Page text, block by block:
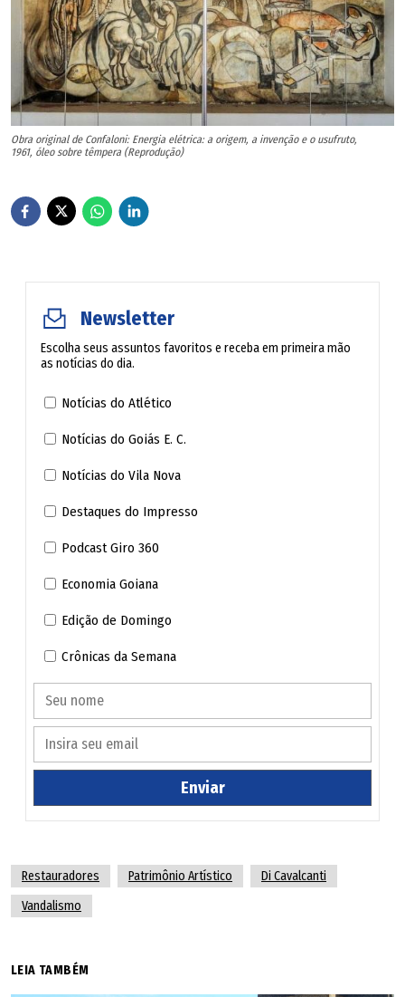
Obra original de Confaloni: Energia elétrica: a origem, a invenção e o usufruto,
1961, óleo sobre têmpera (Reprodução)
Newsletter
Escolha seus assuntos favoritos e receba em primeira mão
as notícias do dia.
Notícias do Atlético
Notícias do Goiás E. C.
Notícias do Vila Nova
Destaques do Impresso
Podcast Giro 360
Economia Goiana
Edição de Domingo
Crônicas da Semana
Enviar
Restauradores Patrimônio Artístico
Di Cavalcanti
Vandalismo
LEIA TAMBÉM